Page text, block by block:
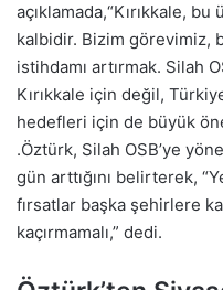
açıklamada,“Kırıkkale,
kalbidir. Bizim görevimiz,
istihdamı artırmak. Silah
Kırıkkale için değil,
hedefleri için de büyük
.Öztürk, Silah OSB’ye
gün arttığını belirterek,
fırsatlar başka şehirlere
kaçırmamalı,” dedi.